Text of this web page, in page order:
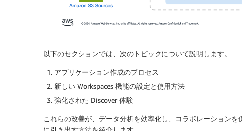
以下のセクションでは、次のトピックについて説明します。
アプリケーション作成のプロセス
新しい Workspaces 機能の設定と使用方法
強化された Discover 体験
これらの改善が、データ分析を効率化し、コラボレーション
に引き出す方法を紹介します。